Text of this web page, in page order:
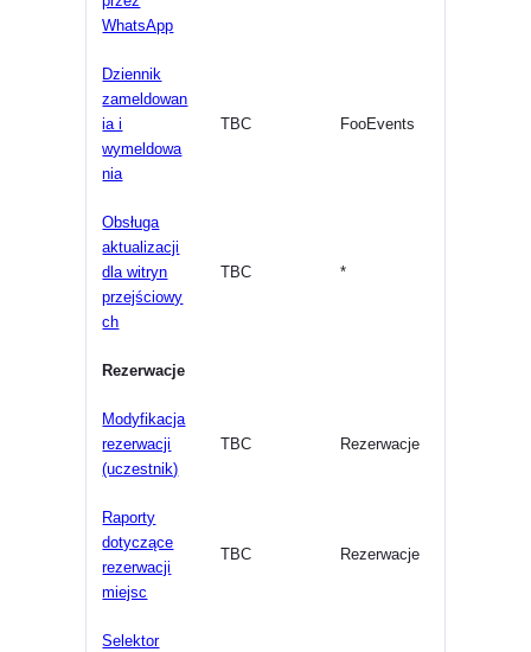
WhatsApp
Dziennik
zameldowan
ia i
wymeldowa
nia
TBC FooEvents
Obsługa
aktualizacji
dla witryn
przejściowy
ch
TBC *
Rezerwacje
Modyfikacja
rezerwacji
(uczestnik)
TBC Rezerwacje
Raporty
dotyczące
rezerwacji
miejsc
TBC Rezerwacje
Selektor